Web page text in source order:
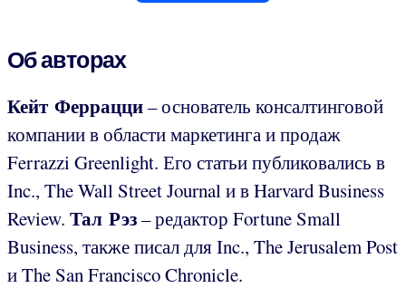
Об авторах
Кейт Феррацци– основатель консалтинговой
компаниив области маркетинга и продаж
Ferrazzi Greenlight. Его статьи публиковались в
Inc., The Wall Street Journal и в Harvard Business
Review. Тал Рэз– редактор Fortune Small
Business, также писал для Inc., The Jerusalem Post
и The San Francisco Chronicle.